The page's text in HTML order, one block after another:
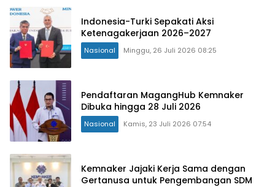
Indonesia-Turki Sepakati Aksi
Ketenagakerjaan 2026–2027
Nasional Minggu, 26 Juli 2026 08:25
Pendaftaran MagangHub Kemnaker
Dibuka hingga 28 Juli 2026
Nasional Kamis, 23 Juli 2026 07:54
Kemnaker Jajaki Kerja Sama dengan
Gertanusa untuk Pengembangan SDM